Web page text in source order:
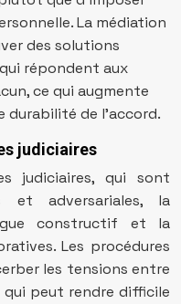
La médiation
des solutions
répondent aux
ce qui augmente
durabilité de l’accord.
judiciaires
judiciaires, qui sont
et adversariales, la
constructif et la
Les procédures
les tensions entre
peut rendre difficile